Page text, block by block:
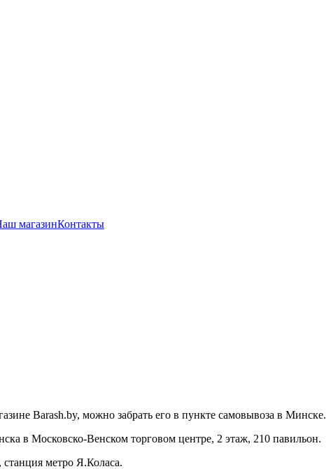
магазинКонтакты
Barash.by, можно забрать его в пункте самовывоза в Минске.
в Московско-Венском торговом центре, 2 этаж, 210 павильон.
метро Я.Коласа.